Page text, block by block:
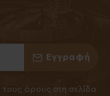
Εγγραφή
τους όρους στη σελίδα